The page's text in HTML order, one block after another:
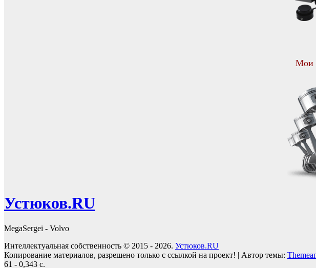
Мои
Устюков.RU
MegaSergei - Volvo
Интеллектуальная собственность © 2015 - 2026. Устюков.RU
Копирование материалов, разрешено только с ссылкой на проект! | Автор темы:
61 - 0,343 с.